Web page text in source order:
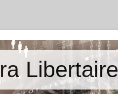
Libertaire